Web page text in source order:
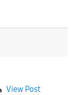
هل فيه تطبيقات او مواقع جديده دعمت الدفع View Post